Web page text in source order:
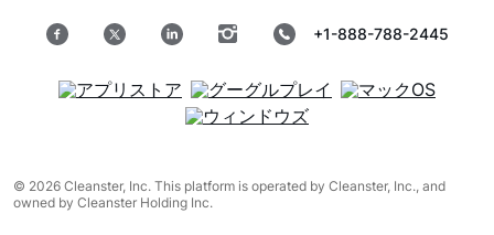
+1-888-788-2445
© 2026 Cleanster, Inc. This platform is operated by Cleanster, Inc., and
owned by Cleanster Holding Inc.